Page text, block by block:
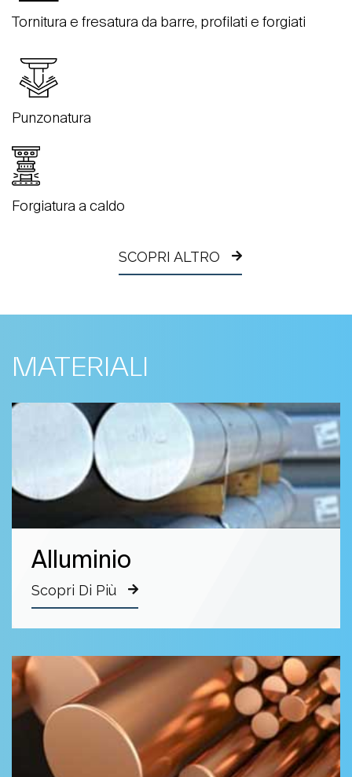
Tornitura e fresatura da barre, profilati e forgiati
Punzonatura
Forgiatura a caldo
SCOPRI ALTRO
MATERIALI
Alluminio
Scopri Di Più